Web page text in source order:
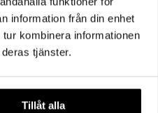
information från din enhet
kombinera informationen
tjänster.
Tillåt alla